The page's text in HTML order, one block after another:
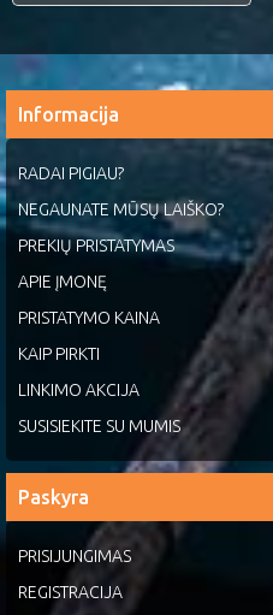
Informacija
RADAI PIGIAU?
NEGAUNATE MŪSŲ LAIŠKO?
PREKIŲ PRISTATYMAS
APIE ĮMONĘ
PRISTATYMO KAINA
KAIP PIRKTI
LINKIMO AKCIJA
SUSISIEKITE SU MUMIS
Paskyra
PRISIJUNGIMAS
REGISTRACIJA